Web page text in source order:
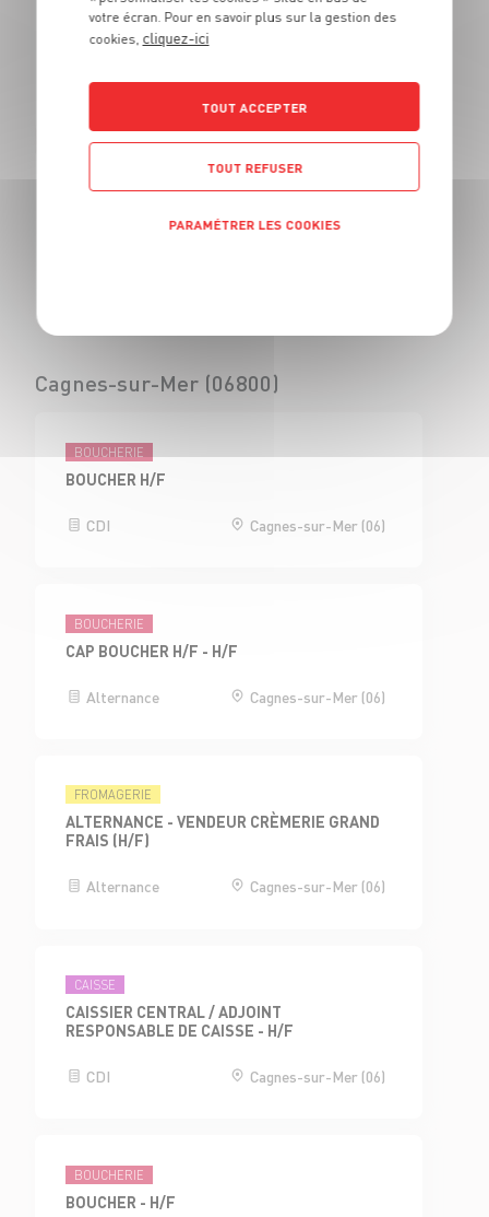
BOUCHER - H/F
(69)
BOUCHERIE
VENDEUR BOUCHERIE - H/F
Cagnes-sur-Mer (06800)
BOUCHERIE
BOUCHER H/F
CDI Cagnes-sur-Mer (06)
BOUCHERIE
CAP BOUCHER H/F - H/F
Alternance Cagnes-sur-Mer (06)
FROMAGERIE
ALTERNANCE - VENDEUR CRÈMERIE GRAND
FRAIS (H/F)
Alternance Cagnes-sur-Mer (06)
CAISSE
CAISSIER CENTRAL / ADJOINT
RESPONSABLE DE CAISSE - H/F
CDI Cagnes-sur-Mer (06)
BOUCHERIE
BOUCHER - H/F
votre écran. Pour en savoir plus sur la gestion des
cookies, cliquez-ici
TOUT ACCEPTER
TOUT REFUSER
PARAMÉTRER LES COOKIES